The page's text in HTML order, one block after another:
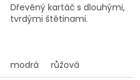
Dřevěný kartáč s dlouhými,
tvrdými štětinami.
modrá růžová